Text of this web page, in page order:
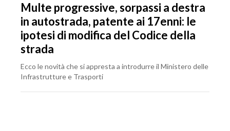
Multe progressive, sorpassi a destra
in autostrada, patente ai 17enni: le
ipotesi di modifica del Codice della
strada
Ecco le novità che si appresta a introdurre il Ministero delle
Infrastrutture e Trasporti